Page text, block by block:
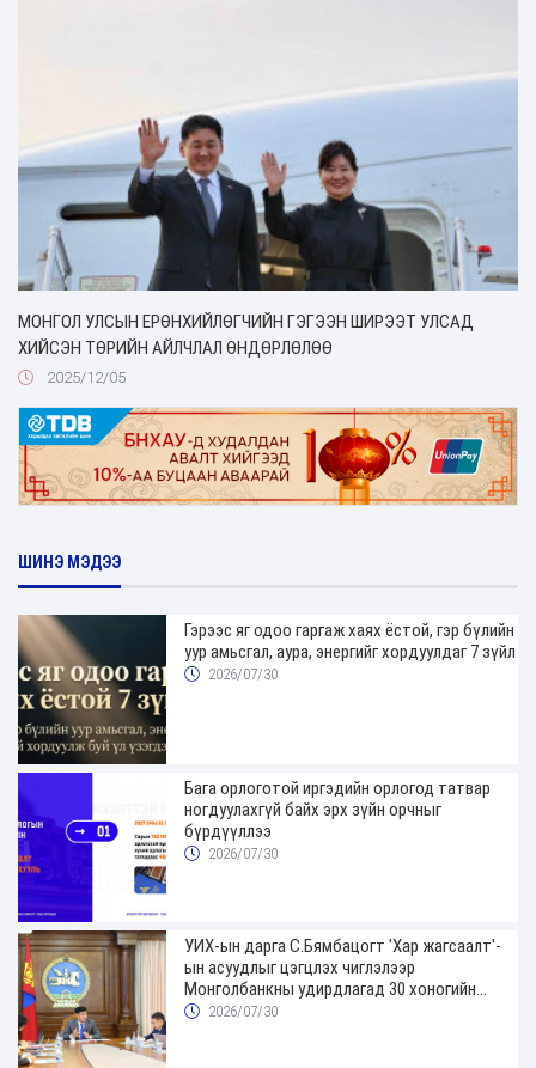
МОНГОЛ УЛСЫН ЕРӨНХИЙЛӨГЧИЙН ГЭГЭЭН ШИРЭЭТ УЛСАД
ХИЙСЭН ТӨРИЙН АЙЛЧЛАЛ ӨНДӨРЛӨЛӨӨ
2025/12/05
ШИНЭ МЭДЭЭ
Гэрээс яг одоо гаргаж хаях ёстой, гэр бүлийн
уур амьсгал, аура, энергийг хордуулдаг 7 зүйл
2026/07/30
Бага орлоготой иргэдийн орлогод татвар
ногдуулахгүй байх эрх зүйн орчныг
бүрдүүллээ
2026/07/30
УИХ-ын дарга С.Бямбацогт 'Хар жагсаалт'-
ын асуудлыг цэгцлэх чиглэлээр
Монголбанкны удирдлагад 30 хоногийн
хугацаатай үүрэг өглөө
2026/07/30